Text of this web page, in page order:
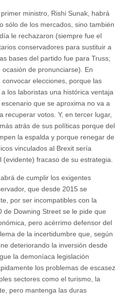
ministro, Rishi Sunak, habrá
sólo de los mercados, sino también
le rechazaron (siempre fue el
conservadores para sustituir a
bases del partido fue para Truss;
de pronunciarse). En
elecciones, porque las
los laboristas una histórica ventaja
que se aproxima no va a
recuperar votos. Y, en tercer lugar,
atrás de sus políticas porque del
la espalda y porque renegar de
vinculados al Brexit sería
fracaso de su estrategia.
de cumplir los exigentes
que desde 2015 se
por ser incompatibles con la
de Downing Street se le pide que
pero acérrimo defensor del
de la incertidumbre que, según
deteriorando la inversión desde
la demoníaca legislación
los problemas de escasez
sectores como el turismo, la
pero mantenga las duras